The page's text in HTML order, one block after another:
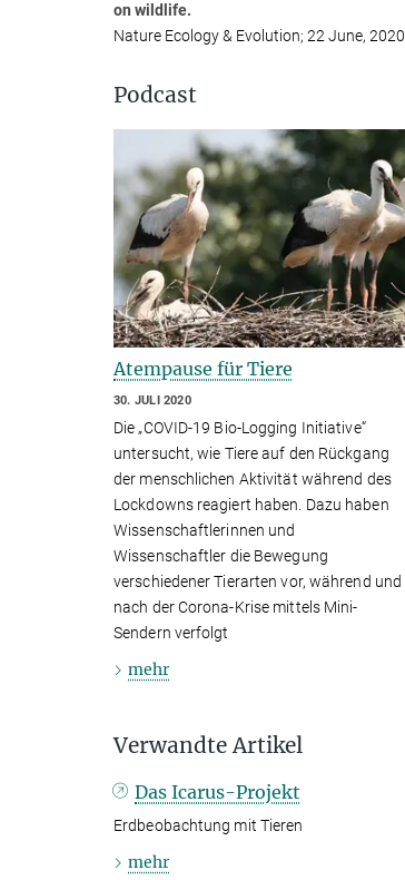
on wildlife.
Nature Ecology & Evolution; 22 June, 2020
Podcast
Atempause für Tiere
30. JULI 2020
Die „COVID-19 Bio-Logging Initiative“
untersucht, wie Tiere auf den Rückgang
der menschlichen Aktivität während des
Lockdowns reagiert haben. Dazu haben
Wissenschaftlerinnen und
Wissenschaftler die Bewegung
verschiedener Tierarten vor, während und
nach der Corona-Krise mittels Mini-
Sendern verfolgt
mehr
Verwandte Artikel
Das Icarus-Projekt
Erdbeobachtung mit Tieren
mehr